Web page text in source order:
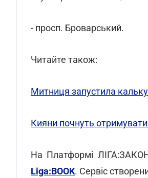
- просп. Броварський.
Читайте також:
Митниця запустила
Кияни почнуть
На Платформі
Liga:BOOK. Сервіс